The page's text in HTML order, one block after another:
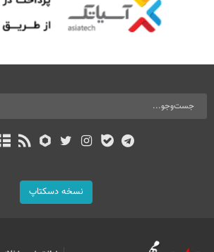
نسخه دسکتاپ